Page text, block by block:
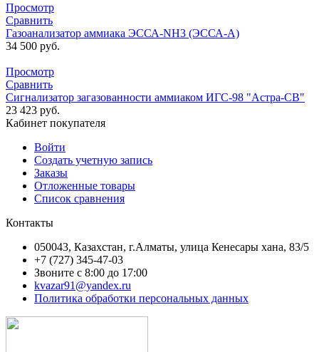
Просмотр
Сравнить
Газоанализатор аммиака ЭССА-NH3 (ЭССА-А)
34 500 руб.
Просмотр
Сравнить
Сигнализатор загазованности аммиаком ИГС-98 "Астра-СВ"
23 423 руб.
Кабинет покупателя
Войти
Создать учетную запись
Заказы
Отложенные товары
Список сравнения
Контакты
050043, Казахстан, г.Алматы, улица Кенесары хана, 83/5
+7 (727) 345-47-03
Звоните с 8:00 до 17:00
kvazar91@yandex.ru
Политика обработки персональных данных